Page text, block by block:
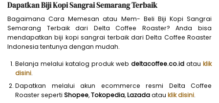
Dapatkan Biji Kopi Sangrai Semarang Terbaik
Bagaimana Cara Memesan atau Mem- Beli Biji Kopi Sangrai
Semarang Terbaik dari Delta Coffee Roaster? Anda bisa
mendapatkan biji kopi sangrai terbaik dari Delta Coffee Roaster
Indonesia tentunya dengan mudah.
Belanja melalui katalog produk webdeltacoffee.co.idatauklik
disini.
Dapatkan melalui akun ecommerce resmi Delta Coffee
Roaster sepertiShopee,Tokopedia,Lazadaatauklik disini.